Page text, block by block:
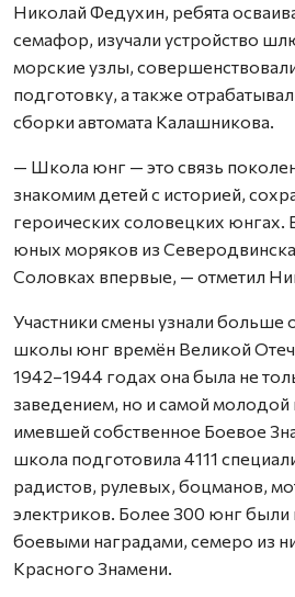
Николай Федухин, ребята
семафор, изучали устройство
морские узлы,
подготовку, а также
сборки автомата Калашникова.
— Школа юнг — это связь
знакомим детей с историей,
героических соловецких юнгах.
юных моряков из
Соловках впервые, — отметил
Участники смены узнали больше
школы юнг времён Великой
1942–1944 годах она была не
заведением, но и самой молодой
имевшей собственное Боевое
школа подготовила 4111
радистов, рулевых, боцманов,
электриков. Более 300 юнг
боевыми наградами, семеро из
Красного Знамени.